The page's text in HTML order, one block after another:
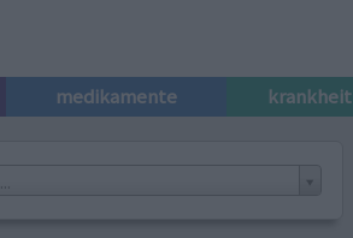
medikamente krankheit